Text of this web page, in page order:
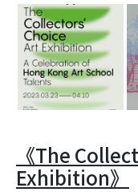
《The
Exhibition》